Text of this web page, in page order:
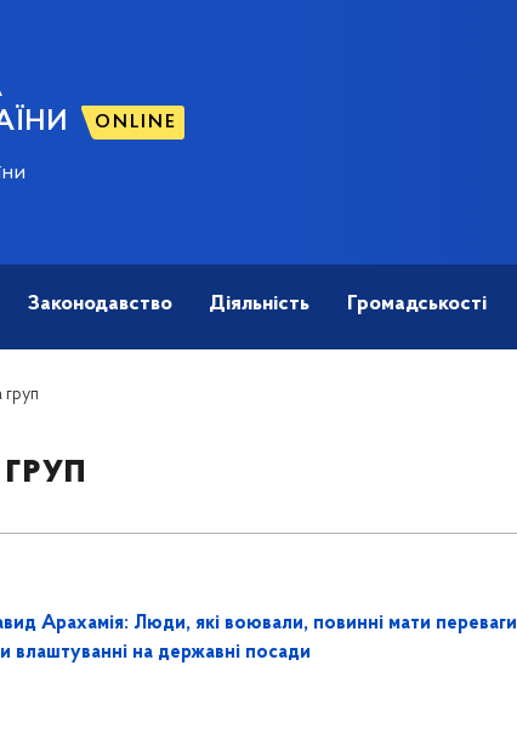
ONLINE
Законодавство Діяльність Громадськості
груп
Арахамія: Люди, які воювали, повинні мати переваги
влаштуванні на державні посади